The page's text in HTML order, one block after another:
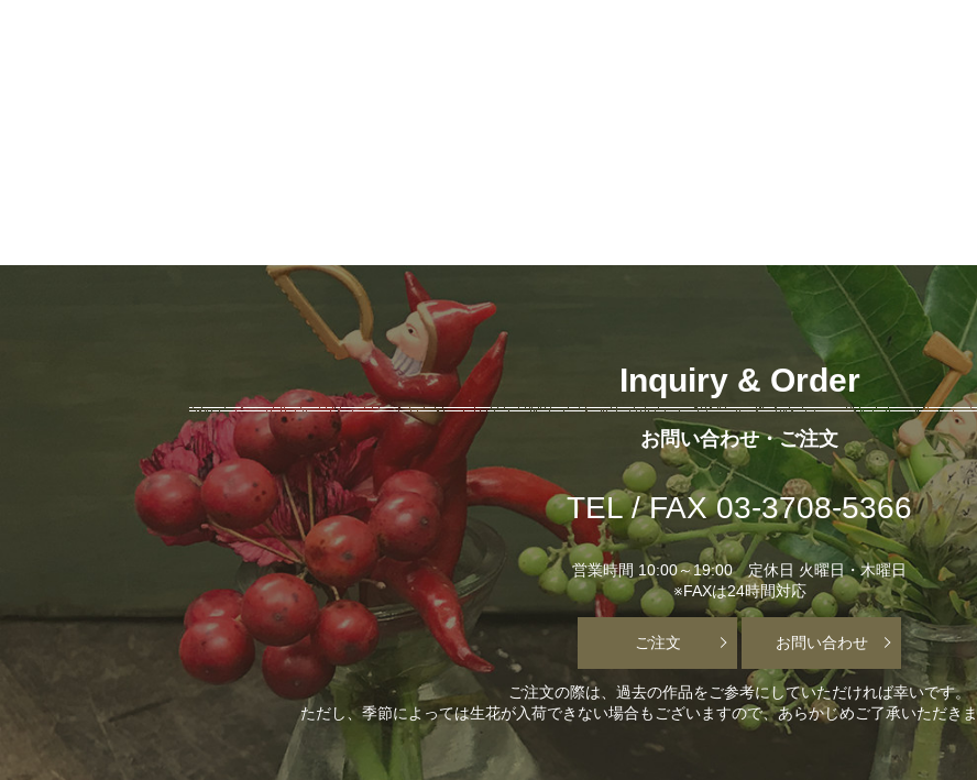
Inquiry & Order
お問い合わせ・ご注文
TEL / FAX 03-3708-5366
営業時間 10:00～19:00 定休日 火曜日・木曜日
※FAXは24時間対応
ご注文 お問い合わせ
ご注文の際は、過去の作品をご参考にしていただければ幸いです。
ただし、季節によっては生花が入荷できない場合もございますので、あらかじめご了承いただき